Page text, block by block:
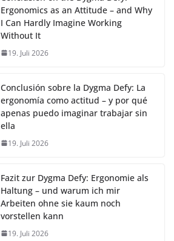
Ergonomics as an Attitude – and Why
I Can Hardly Imagine Working
Without It
19. Juli 2026
Conclusión sobre la Dygma Defy: La
ergonomía como actitud – y por qué
apenas puedo imaginar trabajar sin
ella
19. Juli 2026
Fazit zur Dygma Defy: Ergonomie als
Haltung – und warum ich mir
Arbeiten ohne sie kaum noch
vorstellen kann
19. Juli 2026